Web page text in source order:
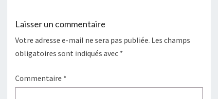
Laisser un commentaire
Votre adresse e-mail ne sera pas publiée. Les champs
obligatoires sont indiqués avec *
Commentaire *